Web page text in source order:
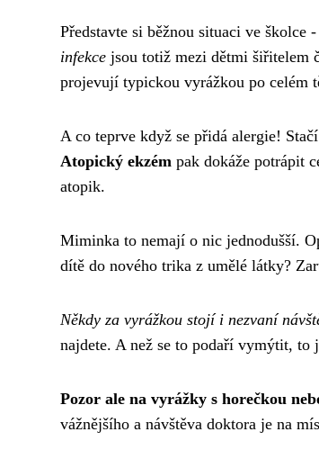
Představte si běžnou situaci ve školce
infekce jsou totiž mezi dětmi šiřitelem
projevují typickou vyrážkou po celém
A co teprve když se přidá alergie!
Atopický ekzém pak dokáže potrápit
atopik.
Miminka to nemají o nic jednodušší.
dítě do nového trika z umělé látky?
Někdy za vyrážkou stojí i nezvaní
najdete. A než se to podaří vymýtit, to
Pozor ale na vyrážky s horečkou
vážnějšího a návštěva doktora je na